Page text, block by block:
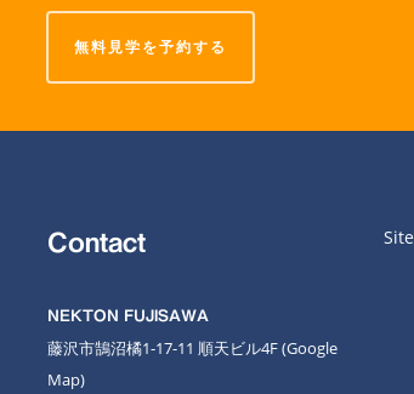
無料見学を予約する
Contact
NEKTON FUJISAWA
藤沢市鵠沼橘1-17-11 順天ビル4F(Google
Map)